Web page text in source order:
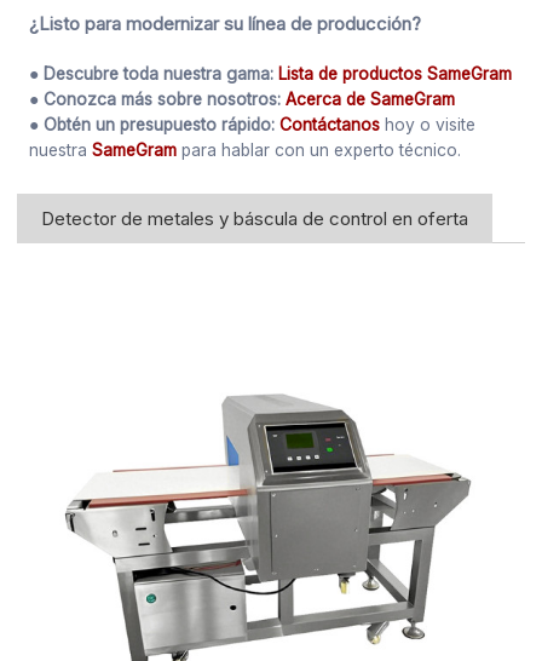
¿Listo para modernizar su línea de producción?
● Descubre toda nuestra gama: Lista de productos SameGram
● Conozca más sobre nosotros: Acerca de SameGram
● Obtén un presupuesto rápido: Contáctanos hoy o visite
nuestraSameGram para hablar con un experto técnico.
Detector de metales y báscula de control en oferta